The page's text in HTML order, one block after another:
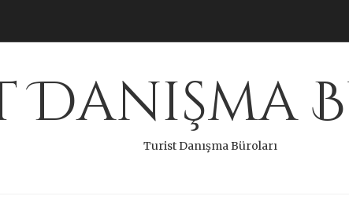
Turist Danışma Büroları